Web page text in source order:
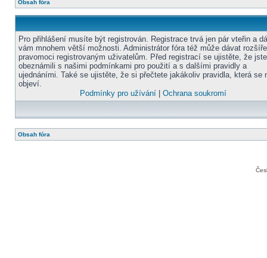
Obsah fóra
Pro přihlášení musíte být registrován. Registrace trvá jen pár vteřin a
vám mnohem větší možnosti. Administrátor fóra též může dávat
pravomoci registrovaným uživatelům. Před registrací se ujistěte, že
obeznámili s našimi podmínkami pro použití a s dalšími pravidly a
ujednáními. Také se ujistěte, že si přečtete jakákoliv pravidla, která se
objeví.
Podmínky pro užívání |Ochrana soukromí
Obsah fóra